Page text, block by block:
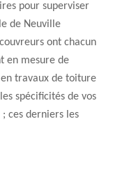
pour superviser
de Neuville
ont chacun
en mesure de
travaux de toiture
spécificités de vos
ces derniers les